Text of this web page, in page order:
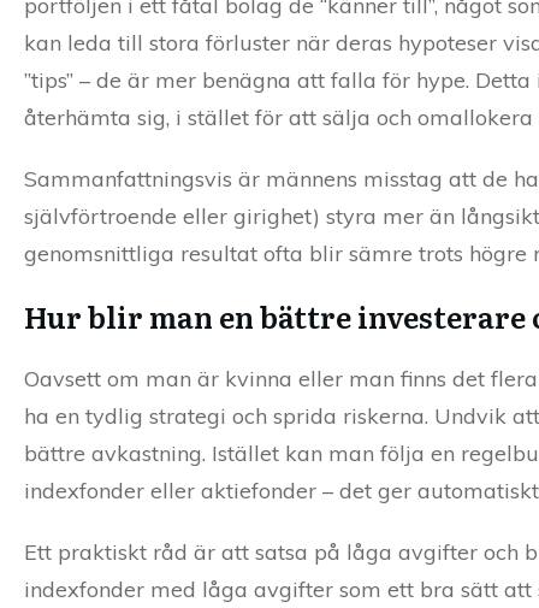
kan leda till stora förluster när deras hypoteser
”tips” – de är mer benägna att falla för hype.
återhämta sig, i stället för att sälja och
Sammanfattningsvis är männens misstag att de
självförtroende eller girighet) styra mer än
genomsnittliga resultat ofta blir sämre trots högre
Hur blir man en bättre investerare
Oavsett om man är kvinna eller man finns det
ha en tydlig strategi och sprida riskerna. Undvik
bättre avkastning. Istället kan man följa en
indexfonder eller aktiefonder – det ger
Ett praktiskt råd är att satsa på låga avgifter och
indexfonder med låga avgifter som ett bra sätt